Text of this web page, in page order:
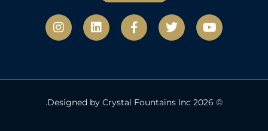
ي
و
ب
ت
و
ف
ي
س
ك
ف
ل
ي
إ
ا
ن
س
ر
م